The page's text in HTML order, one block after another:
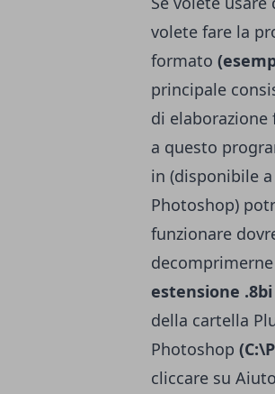
volete fare la
formato
principale
di
a questo
in (disponibile
Photoshop)
funzionare
estensione
della cartella
Photoshop
cliccare su